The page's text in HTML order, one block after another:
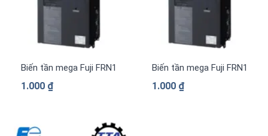
Biến tần mega Fuji FRN1169G2S-4G 3 pha 380 V
1.000 ₫
Biến tần mega Fuji
1.000 ₫